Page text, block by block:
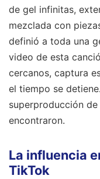
de gel infinitas,
mezclada con
definió a toda una
video de esta
cercanos, captura
el tiempo se
superproducción
encontraron.
La influencia
TikTok